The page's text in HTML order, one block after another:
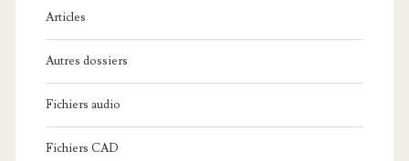
:
Articles
Autres dossiers
Fichiers audio
Fichiers CAD